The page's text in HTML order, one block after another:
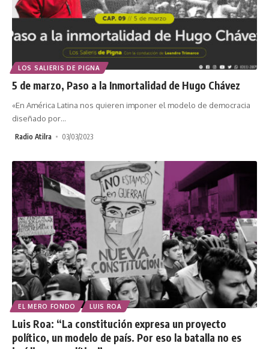
LOS SALIERIS DE PIGNA
5 de marzo, Paso a la Inmortalidad de Hugo Chávez
«En América Latina nos quieren imponer el modelo de democracia
diseñado por…
Radio Atilra 03/03/2023
EL MERO FONDO LUIS ROA
Luis Roa: “La constitución expresa un proyecto
político, un modelo de país. Por eso la batalla no es